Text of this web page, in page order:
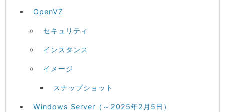
OpenVZ
セキュリティ
インスタンス
イメージ
スナップショット
Windows Server（～2025年2月5日）